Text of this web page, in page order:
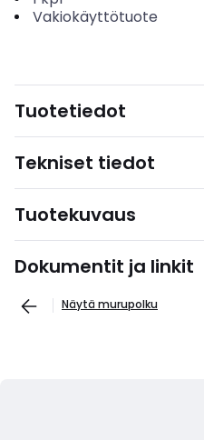
Vakiokäyttötuote
Tuotetiedot
Tekniset tiedot
Tuotekuvaus
Dokumentit ja linkit
Näytä murupolku